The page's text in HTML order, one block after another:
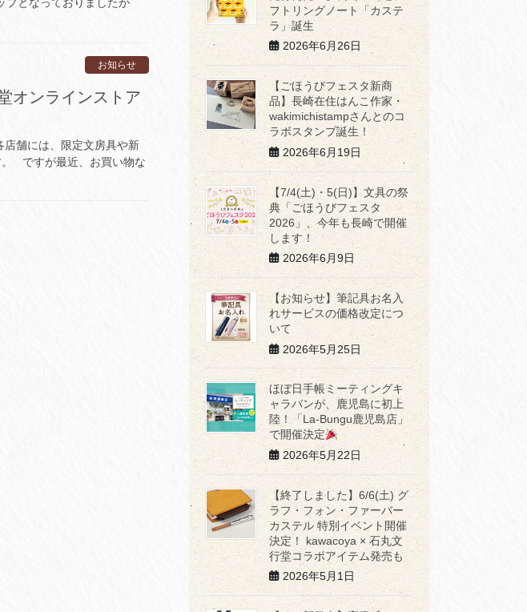
お知らせ
オンラインストア
舗には、限定文房具や新
。 ですが最近、お買い物な
フトリングノート「カステ
ラ」誕生
2026年6月26日
【ごほうびフェスタ新商
品】長崎在住はんこ作家・
wakimichistampさんとのコ
ラボスタンプ誕生！
2026年6月19日
【7/4(土)・5(日)】文具の祭
典「ごほうびフェスタ
2026」、今年も長崎で開催
します！
2026年6月9日
【お知らせ】筆記具お名入
れサービスの価格改定につ
いて
2026年5月25日
ほぼ日手帳ミーティングキ
ャラバンが、鹿児島に初上
陸！「La-Bungu鹿児島店」
で開催決定
2026年5月22日
【終了しました】6/6(土) グ
ラフ・フォン・ファーバー
カステル 特別イベント開催
決定！ kawacoya × 石丸文
行堂コラボアイテム発売も
2026年5月1日